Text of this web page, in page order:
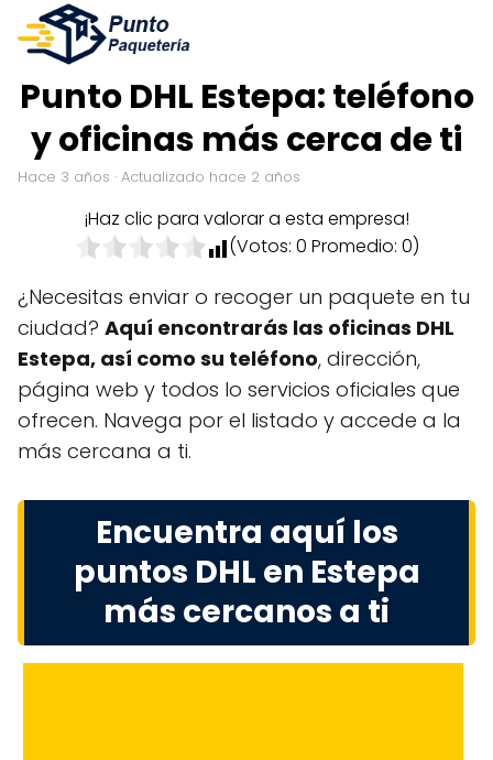
Punto DHL Estepa: teléfono
y oficinas más cerca de ti
hace 3 años · Actualizado hace 2 años
¡Haz clic para valorar a esta empresa!
(Votos: 0 Promedio: 0)
¿Necesitas enviar o recoger un paquete en tu
ciudad? Aquí encontrarás las oficinas DHL
Estepa, así como su teléfono, dirección,
página web y todos lo servicios oficiales que
ofrecen. Navega por el listado y accede a la
más cercana a ti.
Encuentra aquí los
puntos DHL en Estepa
más cercanos a ti